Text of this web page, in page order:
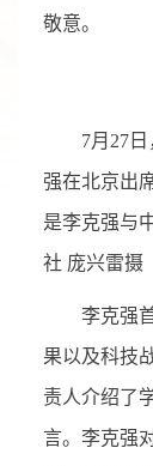
敬意。
7月27日
强在北京出
是李克强与
社 庞兴雷摄
李克强首
果以及科技
责人介绍了
言。李克强